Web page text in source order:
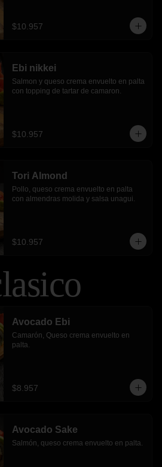
$10.957
Ebi nikkei
Salmon y queso crema envuelto en palta
con topping de tartar de camaron.
$10.957
Tori Almond
Pollo, queso crema envuelto en palta
con almendras molida y salsa unagui.
$10.957
Avocado Ebi
Camarón, Queso crema envuelto en
palta.
$8.957
Avocado Sake
Salmón, queso crema envuelto en palta.